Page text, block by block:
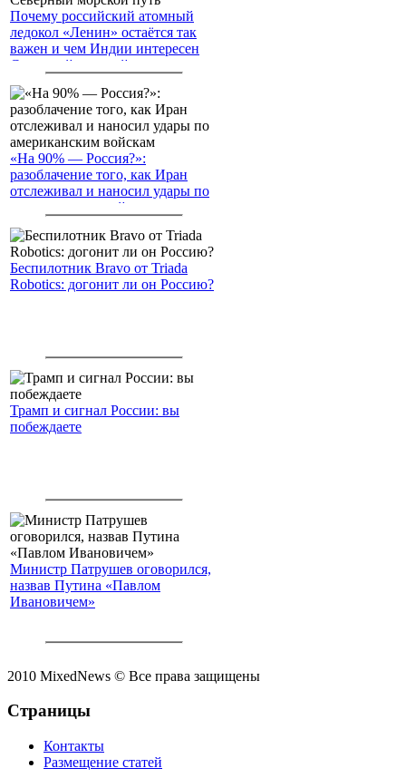
Почему российский атомный
ледокол «Ленин» остаётся так
важен и чем Индии интересен
Северный морской путь
«На 90% — Россия?»:
разоблачение того, как Иран
отслеживал и наносил удары по
американским войскам
Беспилотник Bravo от Triada
Robotics: догонит ли он Россию?
Трамп и сигнал России: вы
побеждаете
Министр Патрушев оговорился,
назвав Путина «Павлом
Ивановичем»
2010 MixedNews © Все права защищены
Страницы
Контакты
Размещение статей